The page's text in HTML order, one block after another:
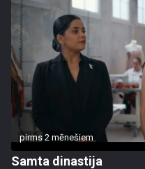
pirms 2 mēnešiem
Samta dinastija